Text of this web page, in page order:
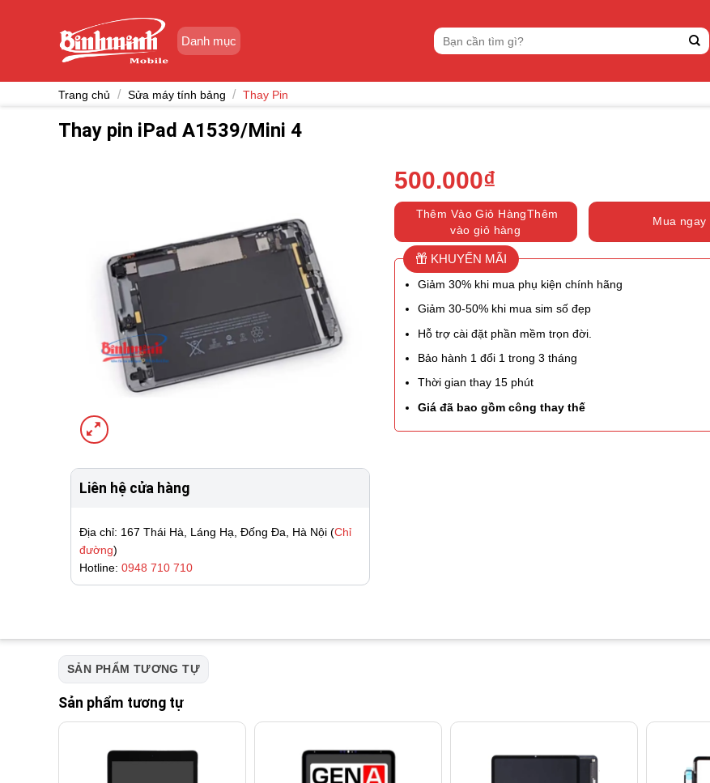
Danh mục
Tìm
kiếm:
Trang chủ / Sửa máy tính bảng / Thay Pin
Thay pin iPad A1539/Mini 4
Liên hệ cửa hàng
Địa chỉ: 167 Thái Hà, Láng Hạ, Đống Đa, Hà Nội (Chỉ
đường)
Hotline: 0948 710 710
500.000₫
Thêm Vào Giỏ HàngThêm
vào giỏ hàng
Mua ngay
KHUYẾN MÃI
Giảm 30% khi mua phụ kiện chính hãng
Giảm 30-50% khi mua sim số đẹp
Hỗ trợ cài đặt phần mềm trọn đời.
Bảo hành 1 đổi 1 trong 3 tháng
Thời gian thay 15 phút
Giá đã bao gồm công thay thế
SẢN PHẨM TƯƠNG TỰ
Sản phẩm tương tự